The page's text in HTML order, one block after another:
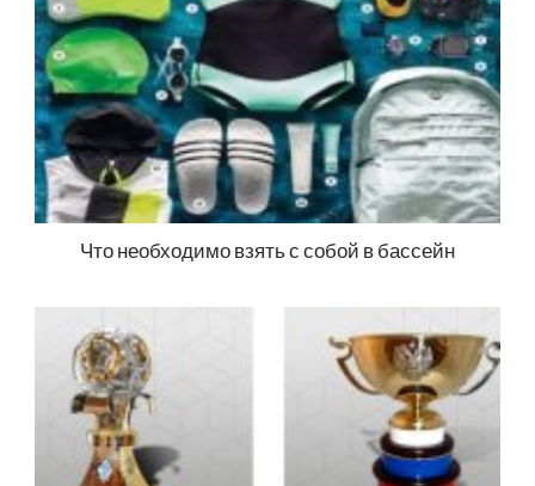
Что необходимо взять с собой в бассейн